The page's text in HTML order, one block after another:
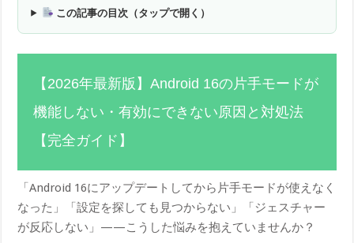
この記事の目次（タップで開く）
【2026年最新版】Android 16の片手モードが
機能しない・有効にできない原因と対処法
【完全ガイド】
「Android 16にアップデートしてから片手モードが使えなく
なった」「設定を探しても見つからない」「ジェスチャー
が反応しない」——こうした悩みを抱えていませんか？